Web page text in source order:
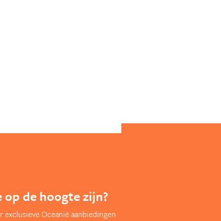
op de hoogte zijn?
exclusieve Oceanië aanbiedingen